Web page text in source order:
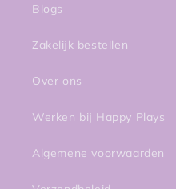
Blogs
Zakelijk bestellen
Over ons
Werken bij Happy Plays
Algemene voorwaarden